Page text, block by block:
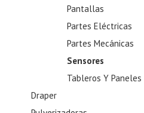
Pantallas
Partes Eléctricas
Partes Mecánicas
Sensores
Tableros Y
Draper